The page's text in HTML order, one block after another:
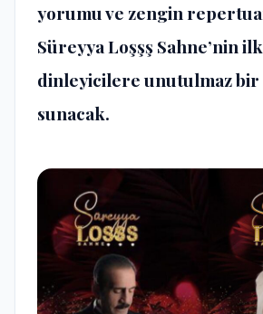
yorumu ve zengin
Süreyya Loşşş Sahne’nin
dinleyicilere unutulmaz bir
sunacak.